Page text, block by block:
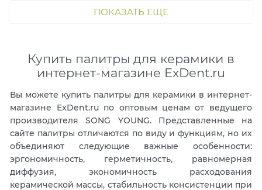
ПОКАЗАТЬ ЕЩЕ
Купить палитры для керамики в
интернет-магазине ExDent.ru
Вы можете купить палитры для керамики в интернет-
магазине ExDent.ru по оптовым ценам от ведущего
производителя SONG YOUNG. Представленные на
сайте палитры отличаются по виду и функциям, но их
объединяют следующие важные особенности:
эргономичность, герметичность, равномерная
диффузия, экономичность расходования
керамической массы, стабильность консистенции при